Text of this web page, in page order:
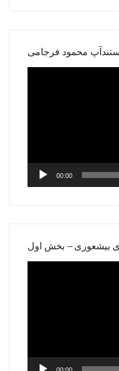
محمود فرجامی
00:00
بیشعوری – بخش اول